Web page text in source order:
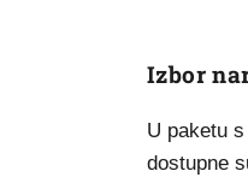
Izbor
U paketu
dostupne